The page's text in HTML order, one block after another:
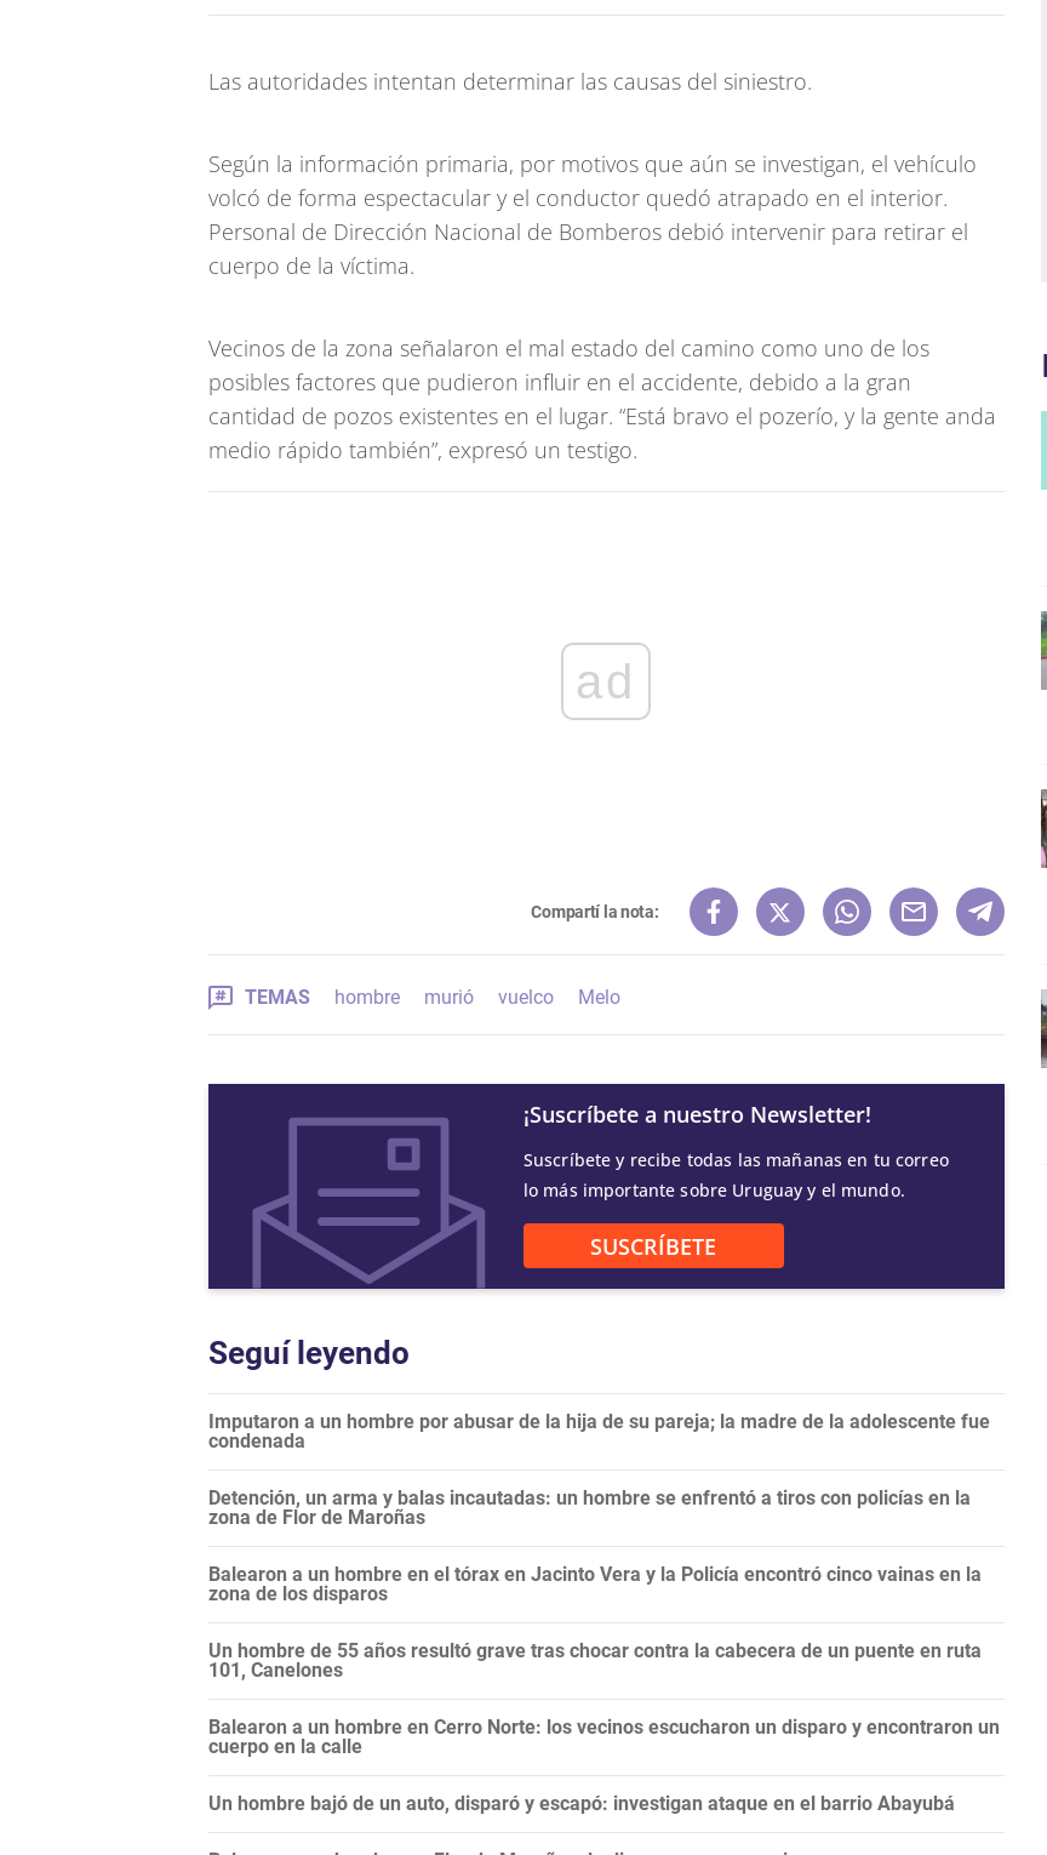
Las autoridades intentan determinar las causas del siniestro.
Según la información primaria, por motivos que aún se investigan, el vehículo
volcó de forma espectacular y el conductor quedó atrapado en el interior.
Personal de Dirección Nacional de Bomberos debió intervenir para retirar el
cuerpo de la víctima.
Vecinos de la zona señalaron el mal estado del camino como uno de los
posibles factores que pudieron influir en el accidente, debido a la gran
cantidad de pozos existentes en el lugar. “Está bravo el pozerío, y la gente anda
medio rápido también”, expresó un testigo.
ad
Compartí la nota:
TEMAS hombre murió vuelco Melo
¡Suscríbete a nuestro Newsletter!
Suscríbete y recibe todas las mañanas en tu correo
lo más importante sobre Uruguay y el mundo.
SUSCRÍBETE
Seguí leyendo
Imputaron a un hombre por abusar de la hija de su pareja; la madre de la adolescente fue
condenada
Detención, un arma y balas incautadas: un hombre se enfrentó a tiros con policías en la
zona de Flor de Maroñas
Balearon a un hombre en el tórax en Jacinto Vera y la Policía encontró cinco vainas en la
zona de los disparos
Un hombre de 55 años resultó grave tras chocar contra la cabecera de un puente en ruta
101, Canelones
Balearon a un hombre en Cerro Norte: los vecinos escucharon un disparo y encontraron un
cuerpo en la calle
Un hombre bajó de un auto, disparó y escapó: investigan ataque en el barrio Abayubá